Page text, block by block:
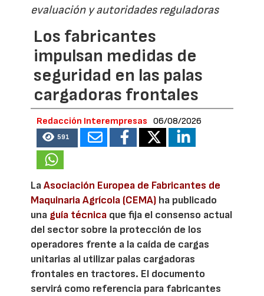
evaluación y autoridades reguladoras
Los fabricantes
impulsan medidas de
seguridad en las palas
cargadoras frontales
Redacción Interempresas 06/08/2026
591
LaAsociación Europea de Fabricantes de
Maquinaria Agrícola (CEMA) ha publicado
una guía técnica que fija el consenso actual
del sector sobre la protección de los
operadores frente a la caída de cargas
unitarias al utilizar palas cargadoras
frontales en tractores. El documento
servirá como referencia para fabricantes